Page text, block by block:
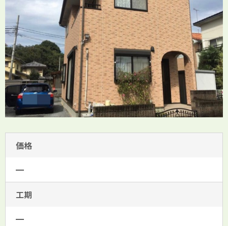
価格
━
工期
━